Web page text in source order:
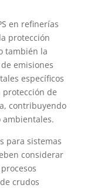
en refinerías
protección
también la
emisiones
específicos
protección de
contribuyendo
ambientales.
para sistemas
considerar
crudos